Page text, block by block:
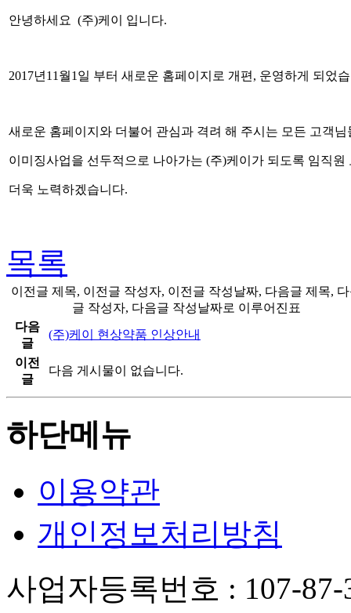
안녕하세요 (주)케이 입니다.
2017년11월1일 부터 새로운 홈페이지로 개편, 운영하게 되었
새로운 홈페이지와 더불어 관심과 격려 해 주시는 모든 고객
이미징사업을 선두적으로 나아가는 (주)케이가 되도록 임직원
더욱 노력하겠습니다.
목록
이전글 제목, 이전글 작성자, 이전글 작성날짜, 다음글 제목,
글 작성자, 다음글 작성날짜로 이루어진표
다음
글
(주)케이 현상약품 인상안내
이전
글
다음 게시물이 없습니다.
하단메뉴
이용약관
개인정보처리방침
사업자등록번호 : 107-